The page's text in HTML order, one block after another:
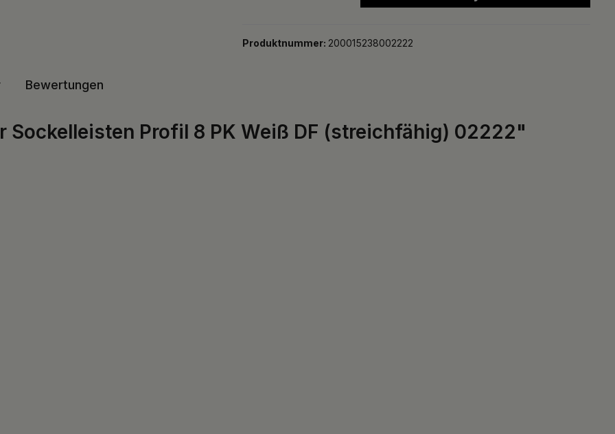
Produktnummer: 200015238002222
Bewertungen
Profil 8 PK Weiß DF (streichfähig) 02222"